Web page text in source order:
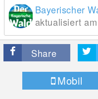
aktualisiert
Share
Mobil